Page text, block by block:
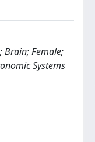
Brain; Female;
Systems